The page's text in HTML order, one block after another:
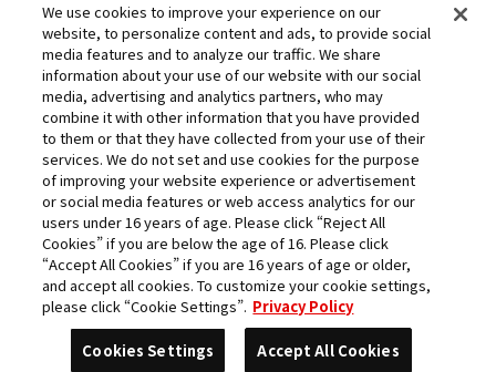
このwebサイトに記載されているすべての画像・テキスト・データの無
断転用、転載をお断りします。
開発中につき、本サイトで使用している画像と実際の商品とは異なる場
合があります。
※AppleとAppleのロゴは、米国およびその他の国で登録されたApple
Inc.の商標です。
※Google Play および Google Play ロゴは、Google LLC の商標です。
キャリア採用
We use cookies to improve your experience on our
website, to personalize content and ads, to provide social
media features and to analyze our traffic. We share
information about your use of our website with our social
media, advertising and analytics partners, who may
combine it with other information that you have provided
to them or that they have collected from your use of their
services. We do not set and use cookies for the purpose
of improving your website experience or advertisement
or social media features or web access analytics for our
users under 16 years of age. Please click “Reject All
Cookies” if you are below the age of 16. Please click
“Accept All Cookies” if you are 16 years of age or older,
and accept all cookies. To customize your cookie settings,
please click “Cookie Settings”. Privacy Policy
Cookies Settings Accept All Cookies